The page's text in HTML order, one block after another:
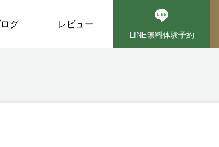
グ レビュー
LINE無料体験予約